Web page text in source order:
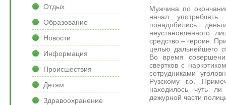
Мужчина по
начал употреблять
понадобились
неустановленного
средство – героин.
целью дальнейшего
Во время
свертков с
сотрудниками
Рузскому г.о.
находилось чуть
дежурной части
Отдых
Образование
Новости
Информация
Происшествия
Детям
Здравоохранение